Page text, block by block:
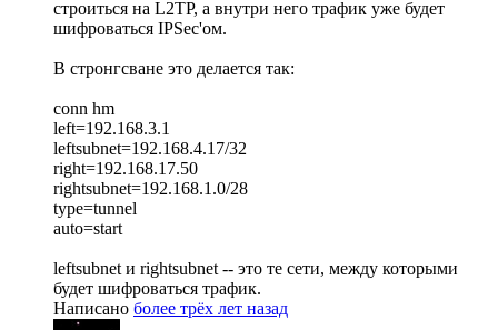
строиться на L2TP, а внутри него трафик уже будет
шифроваться IPSec'ом.
В стронгсване это делается так:
conn hm
left=192.168.3.1
leftsubnet=192.168.4.17/32
right=192.168.17.50
rightsubnet=192.168.1.0/28
type=tunnel
auto=start
leftsubnet и rightsubnet -- это те сети, между которыми
будет шифроваться трафик.
Написано более трёх лет назад